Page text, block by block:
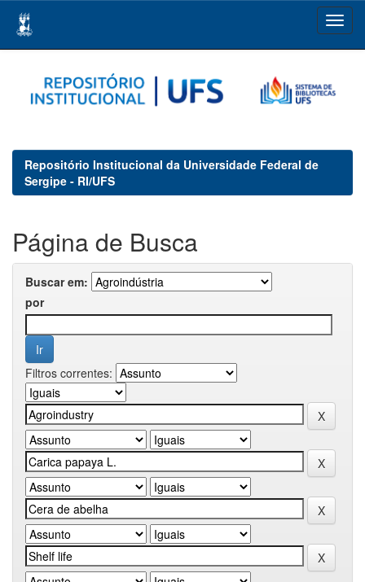
navigation
Repositório Institucional da Universidade Federal de
Sergipe - RI/UFS
Página de Busca
Buscar em:
por
Filtros correntes: